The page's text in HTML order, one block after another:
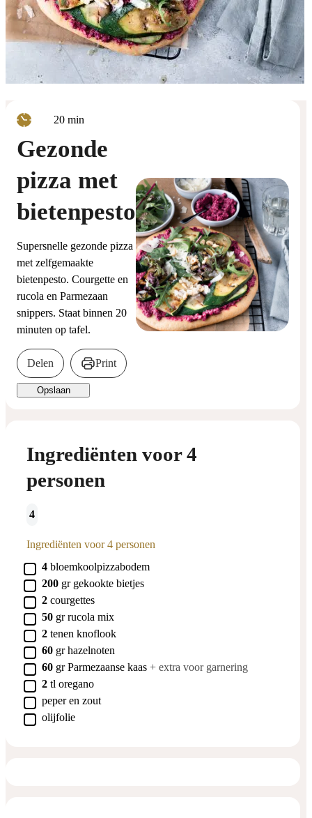
20minuten
min
Gezonde
pizza met
bietenpesto
Supersnelle gezonde pizza
met zelfgemaakte
bietenpesto. Courgette en
rucola en Parmezaan
snippers. Staat binnen 20
minuten op tafel.
Delen Print
Opslaan
Ingrediënten voor 4
personen
4
Ingrediënten voor 4 personen
▢
4 bloemkoolpizzabodem
▢
200 gr gekookte bietjes
▢
2 courgettes
▢
50 grrucola mix
▢
2 tenen knoflook
▢
60 grhazelnoten
▢
60 grParmezaanse kaas + extra voor garnering
▢
2 tl oregano
▢
peper en zout
▢
olijfolie